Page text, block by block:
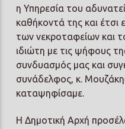
η Υπηρεσία του
καθήκοντά της και έτσι
των νεκροταφείων και
ιδιώτη με τις ψήφους
συνδυασμός μας και
συνάδελφος, κ.
καταψηφίσαμε.
Η Δημοτική Αρχή